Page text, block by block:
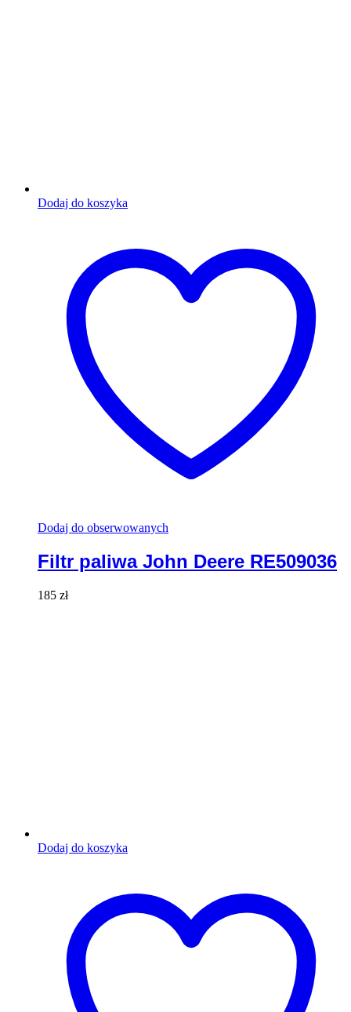
Dodaj do koszyka
Dodaj do obserwowanych
Filtr paliwa John Deere RE509036
185 zł
Dodaj do koszyka